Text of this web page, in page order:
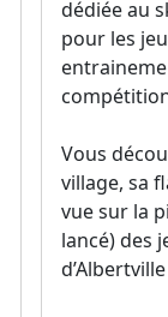
dédiée au
pour les
Vous
village, sa
vue sur la
lancé) des